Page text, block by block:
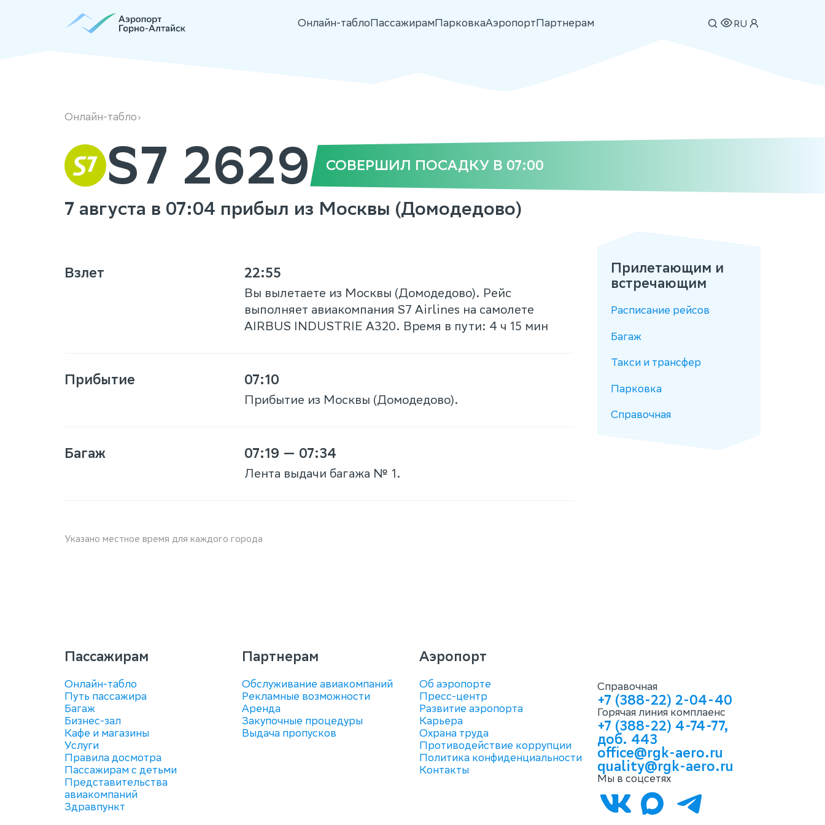
Онлайн-таблоПассажирамПарковкаАэропортПартнерам RU
Онлайн-табло
S7 2629 СОВЕРШИЛ ПОСАДКУ В 07:00
7 августа в 07:04 прибыл из Москвы (Домодедово)
Взлет 22:55
Вы вылетаете из Москвы (Домодедово). Рейс
выполняет авиакомпания S7 Airlines на самолете
AIRBUS INDUSTRIE A320. Время в пути: 4 ч 15 мин
Прибытие 07:10
Прибытие из Москвы (Домодедово).
Багаж 07:19 — 07:34
Лента выдачи багажа № 1.
Указано местное время для каждого города
Прилетающим и
встречающим
Расписание рейсов
Багаж
Такси и трансфер
Парковка
Справочная
Справочная
+7 (388-22) 2-04-40
Горячая линия комплаенс
+7 (388-22) 4-74-77,
доб. 443
office@rgk-aero.ru
quality@rgk-aero.ru
Мы в соцсетях
Пассажирам
Онлайн-табло
Путь пассажира
Багаж
Бизнес-зал
Кафе и магазины
Услуги
Правила досмотра
Пассажирам с детьми
Представительства
авиакомпаний
Здравпункт
Партнерам
Обслуживание авиакомпаний
Рекламные возможности
Аренда
Закупочные процедуры
Выдача пропусков
Аэропорт
Об аэропорте
Пресс-центр
Развитие аэропорта
Карьера
Охрана труда
Противодействие коррупции
Политика конфиденциальности
Контакты